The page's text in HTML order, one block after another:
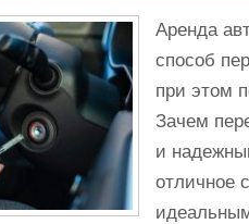
Аренда
способ
при этом
Зачем
и
отличное